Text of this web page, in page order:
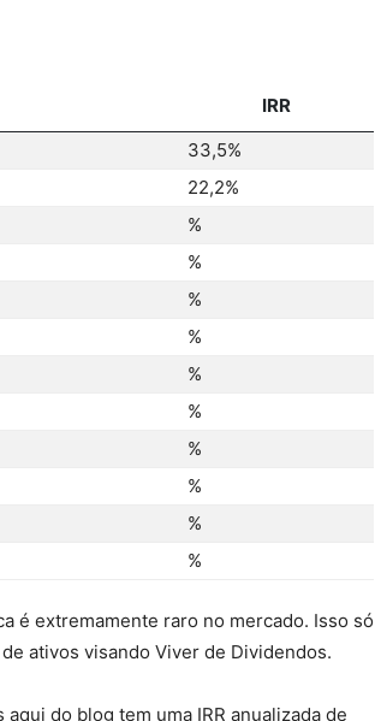
IRR
33,5%
22,2%
%
%
%
%
%
%
%
%
%
%
é extremamente raro no mercado. Isso só
ativos visando Viver de Dividendos.
do blog tem uma IRR anualizada de